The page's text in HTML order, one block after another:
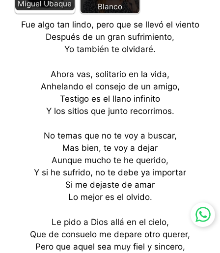
Miguel Ubaque
Blanco
Fue algo tan lindo, pero que se llevó el viento
Después de un gran sufrimiento,
Yo también te olvidaré.
Ahora vas, solitario en la vida,
Anhelando el consejo de un amigo,
Testigo es el llano infinito
Y los sitios que junto recorrimos.
No temas que no te voy a buscar,
Mas bien, te voy a dejar
Aunque mucho te he querido,
Y si he sufrido, no te debe ya importar
Si me dejaste de amar
Lo mejor es el olvido.
Le pido a Dios allá en el cielo,
Que de consuelo me depare otro querer,
Pero que aquel sea muy fiel y sincero,